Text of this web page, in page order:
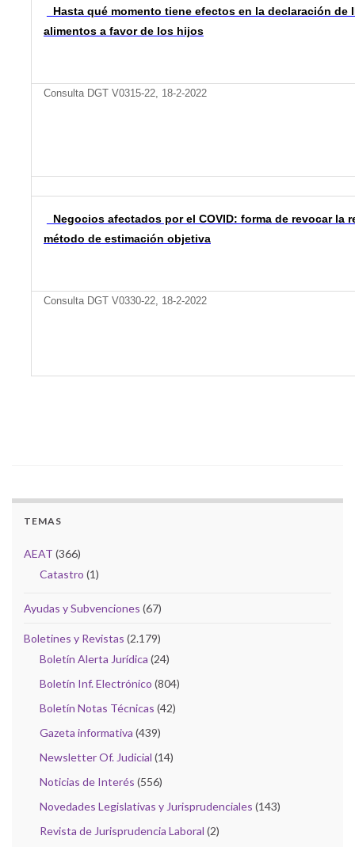
Hasta qué momento tiene efectos en la declaración de
alimentos a favor de los hijos
Consulta DGT V0315-22, 18-2-2022
Negocios afectados por el COVID: forma de revocar la
método de estimación objetiva
Consulta DGT V0330-22, 18-2-2022
TEMAS
AEAT (366)
Catastro (1)
Ayudas y Subvenciones (67)
Boletines y Revistas (2.179)
Boletín Alerta Jurídica (24)
Boletín Inf. Electrónico (804)
Boletín Notas Técnicas (42)
Gazeta informativa (439)
Newsletter Of. Judicial (14)
Noticias de Interés (556)
Novedades Legislativas y Jurisprudenciales (143)
Revista de Jurisprudencia Laboral (2)